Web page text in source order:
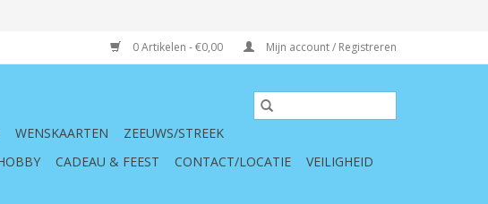
0 Artikelen - €0,00 Mijn account / Registreren
WENSKAARTEN
ZEEUWS/STREEK
CADEAU & FEEST CONTACT/LOCATIE
VEILIGHEID